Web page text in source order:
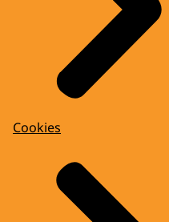
Cookies